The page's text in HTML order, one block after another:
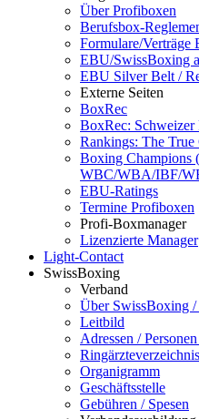
Über Profiboxen
Berufsbox-
Formulare/Verträge
EBU/SwissBoxing
EBU Silver Belt /
Externe Seiten
BoxRec
BoxRec: Schweizer
Rankings: The True
Boxing Champions
WBC/WBA/IBF/
EBU-Ratings
Termine Profiboxen
Profi-Boxmanager
Lizenzierte Manager
Light-Contact
SwissBoxing
Verband
Über SwissBoxing
Leitbild
Adressen /
Ringärzteverzeichnis
Organigramm
Geschäftsstelle
Gebühren / Spesen